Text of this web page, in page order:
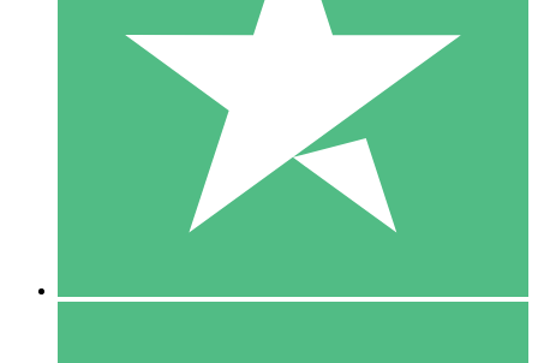
Betaal per gebruik met downloadtegoeden. Geen maandelijkse
1000